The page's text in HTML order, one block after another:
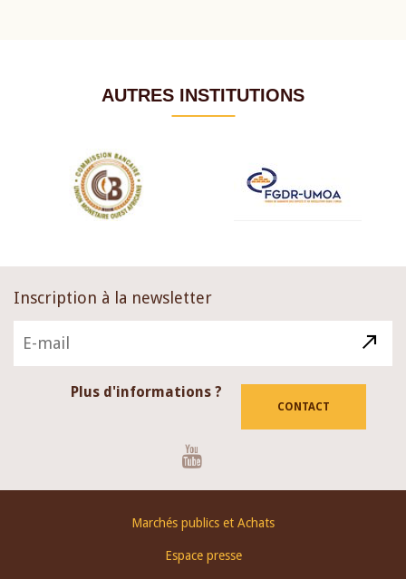
AUTRES INSTITUTIONS
Inscription à la newsletter
Plus d'informations ?
CONTACT
Marchés publics et Achats
Espace presse